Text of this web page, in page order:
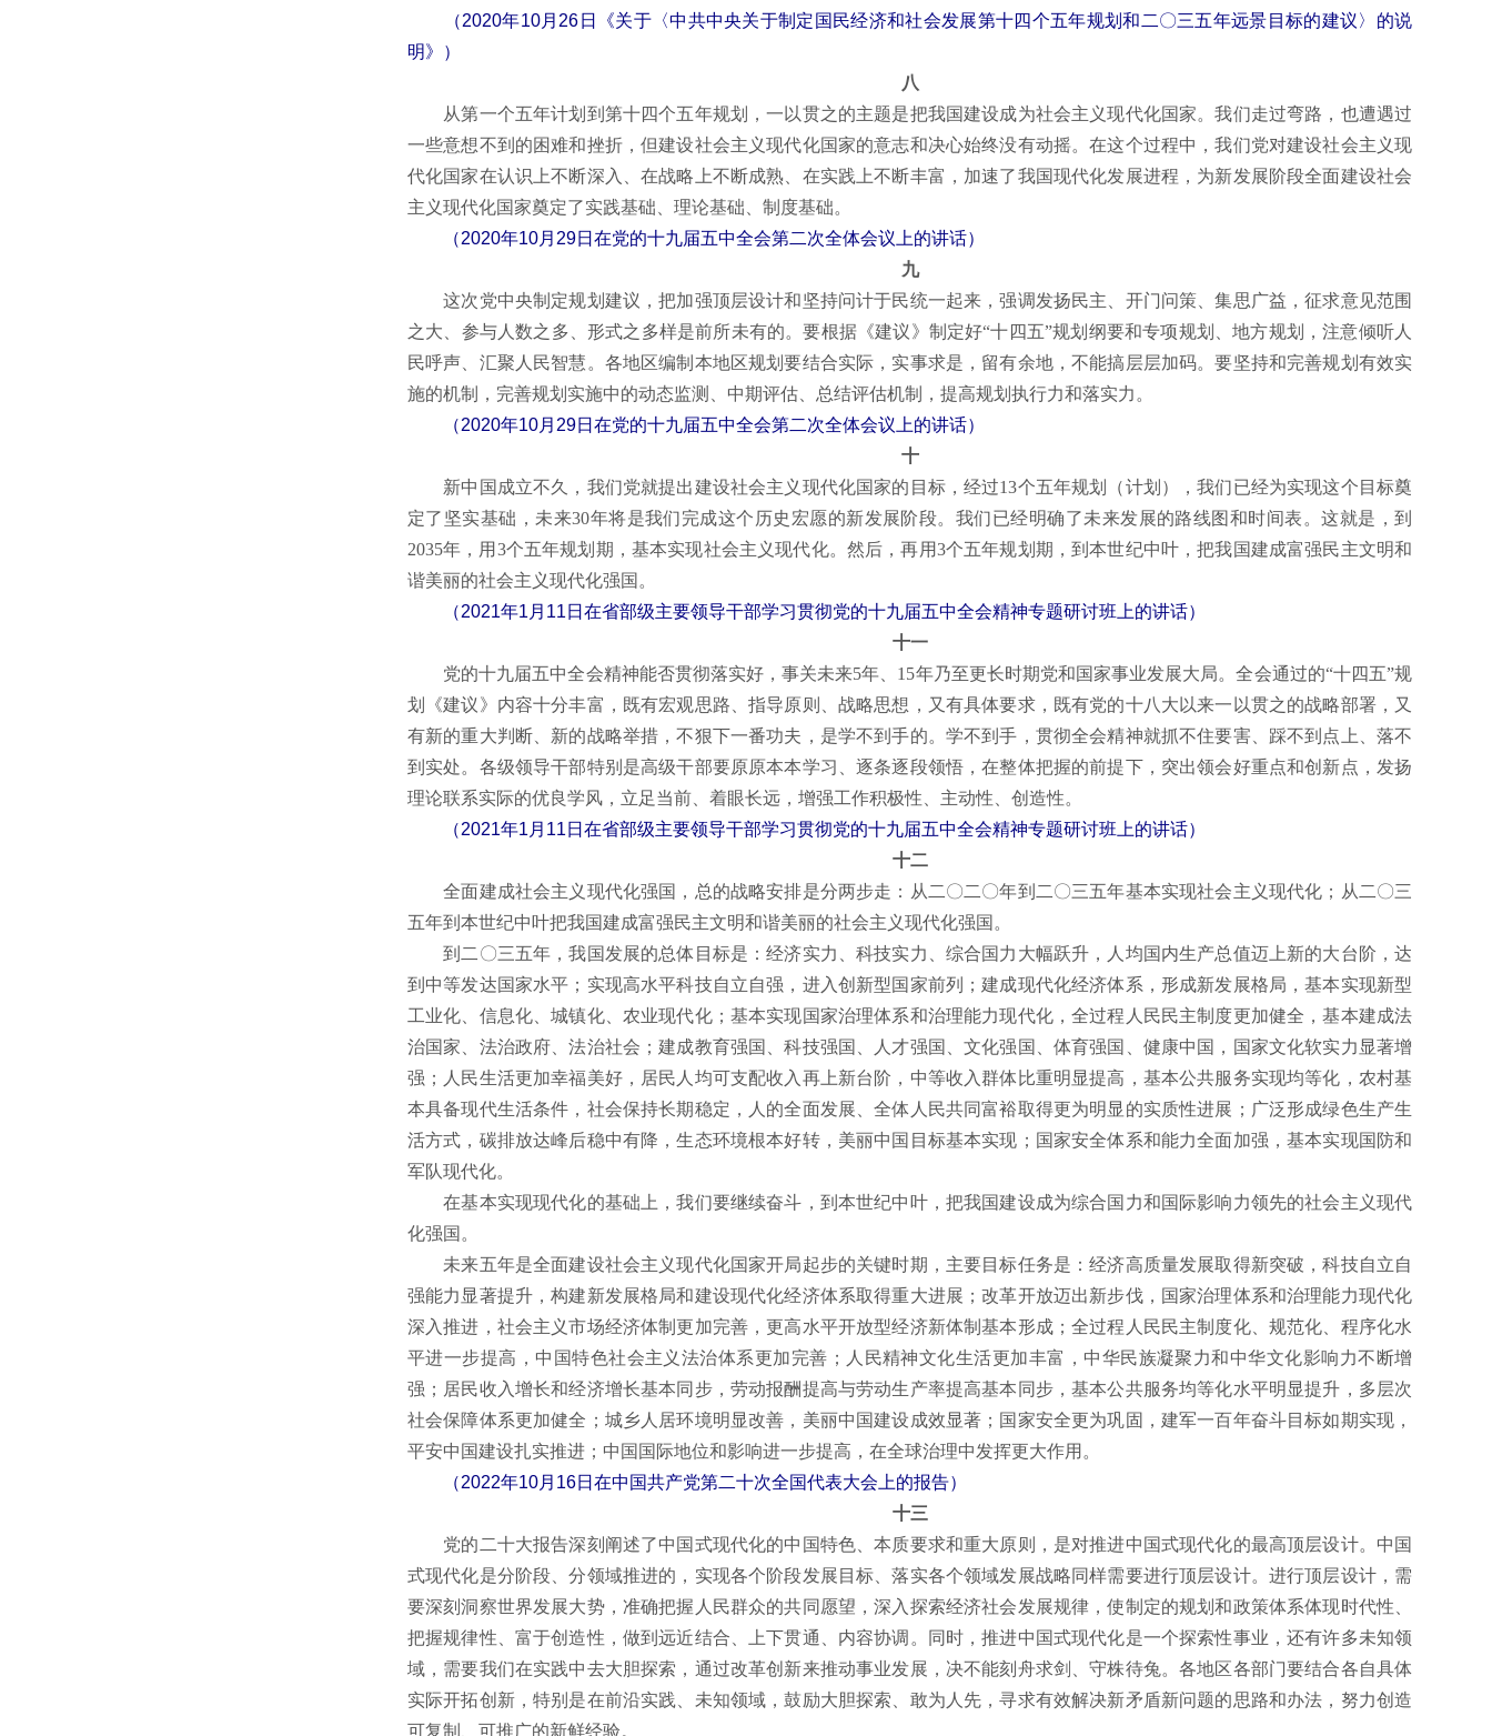
（2020年10月26日《关于〈中共中央关于制定国民经济和社会发展第十四个五年规划和二〇三五年远景目标的建议〉的说
明》）
八
从第一个五年计划到第十四个五年规划，一以贯之的主题是把我国建设成为社会主义现代化国家。我们走过弯路，也遭遇过
一些意想不到的困难和挫折，但建设社会主义现代化国家的意志和决心始终没有动摇。在这个过程中，我们党对建设社会主义现
代化国家在认识上不断深入、在战略上不断成熟、在实践上不断丰富，加速了我国现代化发展进程，为新发展阶段全面建设社会
主义现代化国家奠定了实践基础、理论基础、制度基础。
（2020年10月29日在党的十九届五中全会第二次全体会议上的讲话）
九
这次党中央制定规划建议，把加强顶层设计和坚持问计于民统一起来，强调发扬民主、开门问策、集思广益，征求意见范围
之大、参与人数之多、形式之多样是前所未有的。要根据《建议》制定好“十四五”规划纲要和专项规划、地方规划，注意倾听人
民呼声、汇聚人民智慧。各地区编制本地区规划要结合实际，实事求是，留有余地，不能搞层层加码。要坚持和完善规划有效实
施的机制，完善规划实施中的动态监测、中期评估、总结评估机制，提高规划执行力和落实力。
（2020年10月29日在党的十九届五中全会第二次全体会议上的讲话）
十
新中国成立不久，我们党就提出建设社会主义现代化国家的目标，经过13个五年规划（计划），我们已经为实现这个目标奠
定了坚实基础，未来30年将是我们完成这个历史宏愿的新发展阶段。我们已经明确了未来发展的路线图和时间表。这就是，到
2035年，用3个五年规划期，基本实现社会主义现代化。然后，再用3个五年规划期，到本世纪中叶，把我国建成富强民主文明和
谐美丽的社会主义现代化强国。
（2021年1月11日在省部级主要领导干部学习贯彻党的十九届五中全会精神专题研讨班上的讲话）
十一
党的十九届五中全会精神能否贯彻落实好，事关未来5年、15年乃至更长时期党和国家事业发展大局。全会通过的“十四五”规
划《建议》内容十分丰富，既有宏观思路、指导原则、战略思想，又有具体要求，既有党的十八大以来一以贯之的战略部署，又
有新的重大判断、新的战略举措，不狠下一番功夫，是学不到手的。学不到手，贯彻全会精神就抓不住要害、踩不到点上、落不
到实处。各级领导干部特别是高级干部要原原本本学习、逐条逐段领悟，在整体把握的前提下，突出领会好重点和创新点，发扬
理论联系实际的优良学风，立足当前、着眼长远，增强工作积极性、主动性、创造性。
（2021年1月11日在省部级主要领导干部学习贯彻党的十九届五中全会精神专题研讨班上的讲话）
十二
全面建成社会主义现代化强国，总的战略安排是分两步走：从二〇二〇年到二〇三五年基本实现社会主义现代化；从二〇三
五年到本世纪中叶把我国建成富强民主文明和谐美丽的社会主义现代化强国。
到二〇三五年，我国发展的总体目标是：经济实力、科技实力、综合国力大幅跃升，人均国内生产总值迈上新的大台阶，达
到中等发达国家水平；实现高水平科技自立自强，进入创新型国家前列；建成现代化经济体系，形成新发展格局，基本实现新型
工业化、信息化、城镇化、农业现代化；基本实现国家治理体系和治理能力现代化，全过程人民民主制度更加健全，基本建成法
治国家、法治政府、法治社会；建成教育强国、科技强国、人才强国、文化强国、体育强国、健康中国，国家文化软实力显著增
强；人民生活更加幸福美好，居民人均可支配收入再上新台阶，中等收入群体比重明显提高，基本公共服务实现均等化，农村基
本具备现代生活条件，社会保持长期稳定，人的全面发展、全体人民共同富裕取得更为明显的实质性进展；广泛形成绿色生产生
活方式，碳排放达峰后稳中有降，生态环境根本好转，美丽中国目标基本实现；国家安全体系和能力全面加强，基本实现国防和
军队现代化。
在基本实现现代化的基础上，我们要继续奋斗，到本世纪中叶，把我国建设成为综合国力和国际影响力领先的社会主义现代
化强国。
未来五年是全面建设社会主义现代化国家开局起步的关键时期，主要目标任务是：经济高质量发展取得新突破，科技自立自
强能力显著提升，构建新发展格局和建设现代化经济体系取得重大进展；改革开放迈出新步伐，国家治理体系和治理能力现代化
深入推进，社会主义市场经济体制更加完善，更高水平开放型经济新体制基本形成；全过程人民民主制度化、规范化、程序化水
平进一步提高，中国特色社会主义法治体系更加完善；人民精神文化生活更加丰富，中华民族凝聚力和中华文化影响力不断增
强；居民收入增长和经济增长基本同步，劳动报酬提高与劳动生产率提高基本同步，基本公共服务均等化水平明显提升，多层次
社会保障体系更加健全；城乡人居环境明显改善，美丽中国建设成效显著；国家安全更为巩固，建军一百年奋斗目标如期实现，
平安中国建设扎实推进；中国国际地位和影响进一步提高，在全球治理中发挥更大作用。
（2022年10月16日在中国共产党第二十次全国代表大会上的报告）
十三
党的二十大报告深刻阐述了中国式现代化的中国特色、本质要求和重大原则，是对推进中国式现代化的最高顶层设计。中国
式现代化是分阶段、分领域推进的，实现各个阶段发展目标、落实各个领域发展战略同样需要进行顶层设计。进行顶层设计，需
要深刻洞察世界发展大势，准确把握人民群众的共同愿望，深入探索经济社会发展规律，使制定的规划和政策体系体现时代性、
把握规律性、富于创造性，做到远近结合、上下贯通、内容协调。同时，推进中国式现代化是一个探索性事业，还有许多未知领
域，需要我们在实践中去大胆探索，通过改革创新来推动事业发展，决不能刻舟求剑、守株待兔。各地区各部门要结合各自具体
实际开拓创新，特别是在前沿实践、未知领域，鼓励大胆探索、敢为人先，寻求有效解决新矛盾新问题的思路和办法，努力创造
可复制、可推广的新鲜经验。